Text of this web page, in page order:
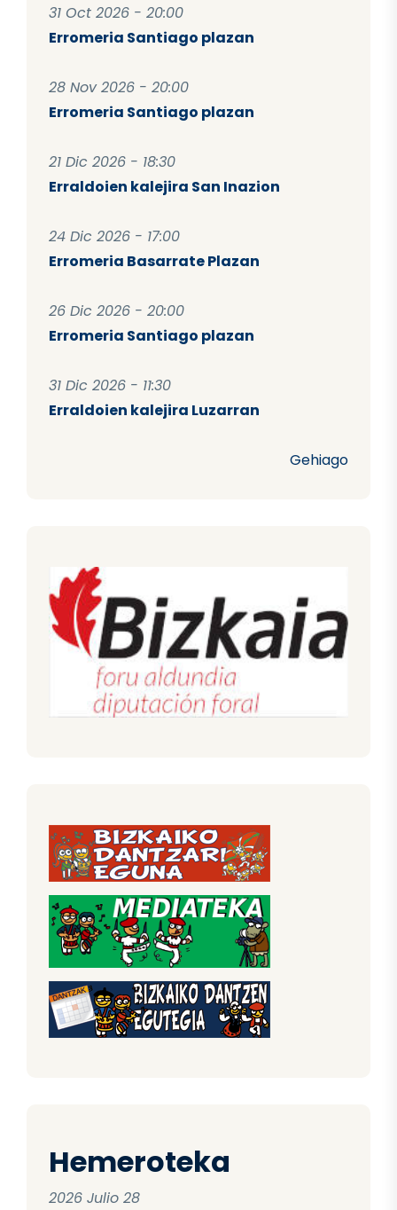
31 Oct 2026 - 20:00
Erromeria Santiago plazan
28 Nov 2026 - 20:00
Erromeria Santiago plazan
21 Dic 2026 - 18:30
Erraldoien kalejira San Inazion
24 Dic 2026 - 17:00
Erromeria Basarrate Plazan
26 Dic 2026 - 20:00
Erromeria Santiago plazan
31 Dic 2026 - 11:30
Erraldoien kalejira Luzarran
Gehiago
Hemeroteka
2026 Julio 28